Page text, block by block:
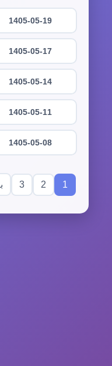
1405-05-19
1405-05-17
1405-05-14
1405-05-11
1405-05-08
1
2
3